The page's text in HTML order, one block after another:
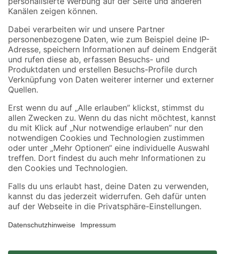
Zahlungsarten Versandarten
Sicher einkaufen
Jetzt die toom-App herunterladen
Alle Preisangaben in EUR inkl. gesetzl. MwSt.. Die dargestellten Angebote sind unter
Umständen nicht in allen Märkten verfügbar. Die angegebenen Verfügbarkeiten beziehen
sich auf den unter "Mein Markt" ausgewählten toom Baumarkt. Alle Angebote und
*Paketversand ab 59 € versandkostenfrei, gilt nicht für Artikel mit Speditionsversand, hier
fallen zusätzliche Versandkosten an.